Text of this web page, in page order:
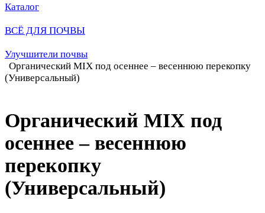
Каталог
ВСЁ ДЛЯ ПОЧВЫ
Улучшители почвы
Органический MIX под осеннее – весеннюю перекопку
(Универсальный)
Органический MIX под
осеннее – весеннюю
перекопку
(Универсальный)